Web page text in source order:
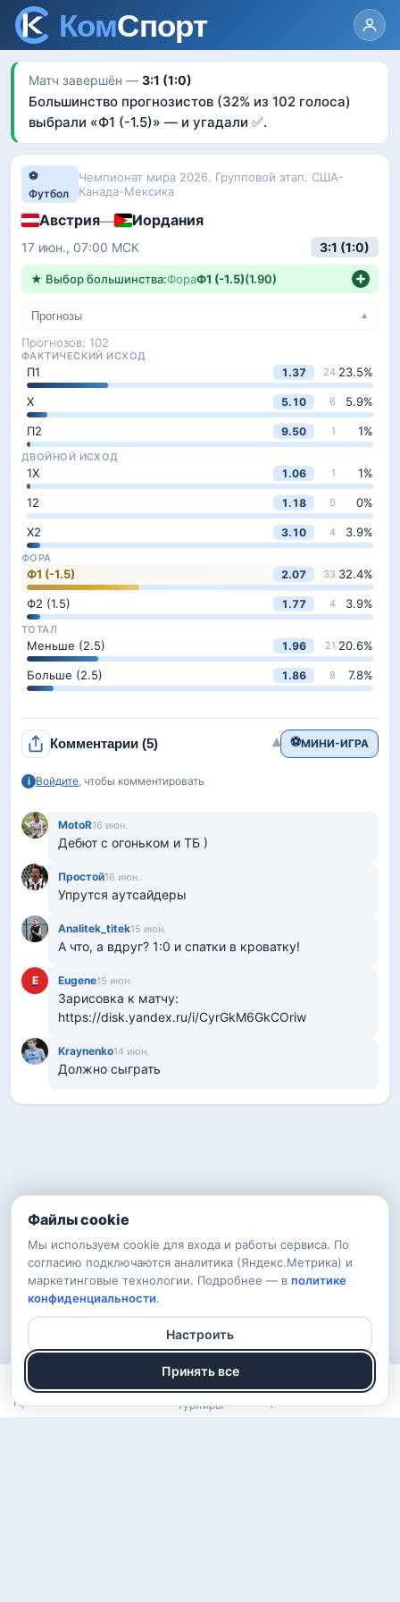
Файлы cookie
Мы используем cookie для входа и работы сервиса. По
согласию подключаются аналитика (Яндекс.Метрика) и
маркетинговые технологии. Подробнее — в политике
конфиденциальности.
Настроить
Принять все
Матч завершён — 3:1 (1:0)
Большинство прогнозистов (32% из 102 голоса)
выбрали «Ф1 (-1.5)» — и угадали ✅.
⚽
Футбол
Чемпионат мира 2026. Групповой этап. США-
Канада-Мексика
Австрия— Иордания
17 июн., 07:00 МСК 3:1 (1:0)
★ Выбор большинства:ФораФ1 (-1.5)(1.90)
Прогнозы ▼
Прогнозов: 102
ФАКТИЧЕСКИЙ ИСХОД
П1 1.37 24 23.5%
Х 5.10 6 5.9%
П2 9.50 1 1%
ДВОЙНОЙ ИСХОД
1Х 1.06 1 1%
12 1.18 0 0%
Х2 3.10 4 3.9%
ФОРА
Ф1 (-1.5) 2.07 33 32.4%
Ф2 (1.5) 1.77 4 3.9%
ТОТАЛ
Меньше (2.5) 1.96 21 20.6%
Больше (2.5) 1.86 8 7.8%
⚽МИНИ-ИГРА
Комментарии (5) ▾
i Войдите, чтобы комментировать
MotoR16 июн.
Дебют с огоньком и ТБ )
Простой16 июн.
Упрутся аутсайдеры
Analitek_titek15 июн.
А что, а вдруг? 1:0 и спатки в кроватку!
E Eugеne15 июн.
Зарисовка к матчу:
https://disk.yandex.ru/i/CyrGkM6GkCOriw
Kraynenko14 июн.
Должно сыграть
Прогнозы Рейтинг Турниры Арена Войти